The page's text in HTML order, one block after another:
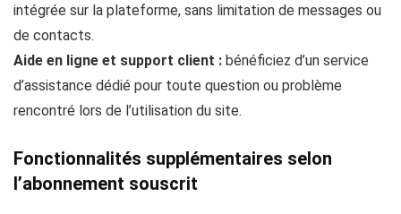
intégrée sur la plateforme, sans limitation de messages ou
de contacts.
Aide en ligne et support client : bénéficiez d’un service
d’assistance dédié pour toute question ou problème
rencontré lors de l’utilisation du site.
Fonctionnalités supplémentaires selon
l’abonnement souscrit